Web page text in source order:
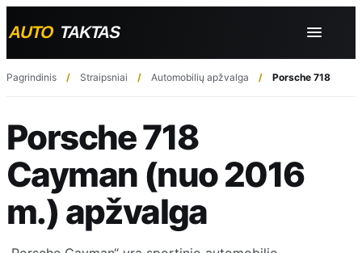
Pagrindinis Straipsniai Automobilių apžvalga Porsche 718
Porsche 718
Cayman (nuo 2016
m.) apžvalga